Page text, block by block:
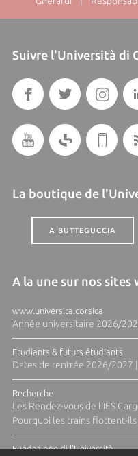
Suivre l'Università di
La boutique de
A BUTTEGUCCIA
A la une sur nos sites
www.universita.corsica
Année universitaire 2026/
Etudiants & futurs étudiants
Dates de rentrée 2026/2027
Recherche
Les Rendez-vous de l'IES
Pourquoi les trains flottent-ils
Fundazione di l'Università